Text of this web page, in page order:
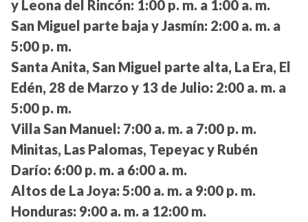
y Leona del Rincón: 1:00 p. m. a 1:00 a. m.
San Miguel parte baja y Jasmín: 2:00 a. m. a
5:00 p. m.
Santa Anita, San Miguel parte alta, La Era, El
Edén, 28 de Marzo y 13 de Julio: 2:00 a. m. a
5:00 p. m.
Villa San Manuel: 7:00 a. m. a 7:00 p. m.
Minitas, Las Palomas, Tepeyac y Rubén
Darío: 6:00 p. m. a 6:00 a. m.
Altos de La Joya: 5:00 a. m. a 9:00 p. m.
Honduras: 9:00 a. m. a 12:00 m.